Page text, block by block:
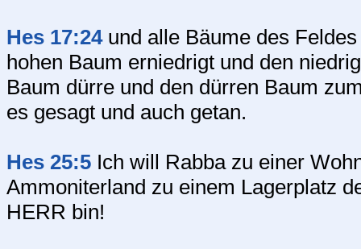
Hes 17:24und alle Bäume des
hohen Baum erniedrigt und den
Baum dürre und den dürren Baum
es gesagt und auch getan.
Hes 25:5 Ich will Rabba zu einer
Ammoniterland zu einem Lagerplatz
HERR bin!